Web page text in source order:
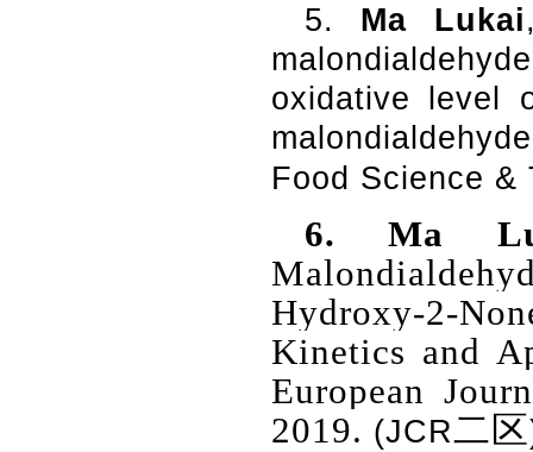
5. Ma Lukai
oxidative level
Food Science &
6. Ma
Hydroxy-2-
Kinetics and
European
2019. (JCR二区